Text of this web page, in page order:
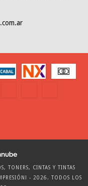
TONERS, CINTAS Y TINTAS
- 2026. TODOS LOS